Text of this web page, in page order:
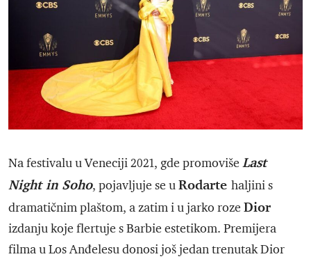
Na festivalu u Veneciji 2021, gde promoviše Last
Night in Soho, pojavljuje se uRodarte haljini s
dramatičnim plaštom, a zatim i u jarko roze Dior
izdanju koje flertuje s Barbie estetikom. Premijera
filma u Los Anđelesu donosi još jedan trenutak Dior